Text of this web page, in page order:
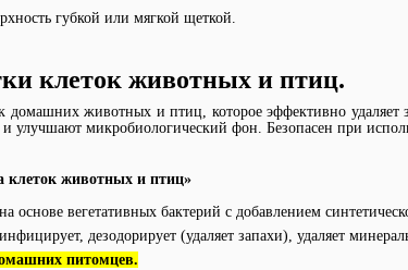
губкой или мягкой щеткой.
клеток животных и птиц.
домашних животных и птиц, которое эффективно
улучшают микробиологический фон. Безопасен при
клеток животных и птиц»
основе вегетативных бактерий с добавлением
дезодорирует (удаляет запахи), удаляет
питомцев.